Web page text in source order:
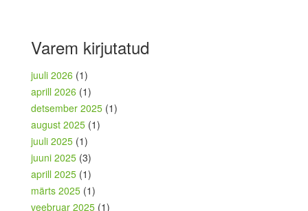
Varem kirjutatud
juuli 2026 (1)
aprill 2026 (1)
detsember 2025 (1)
august 2025 (1)
juuli 2025 (1)
juuni 2025 (3)
aprill 2025 (1)
märts 2025 (1)
veebruar 2025 (1)